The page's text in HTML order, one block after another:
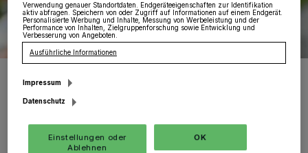
vergangenen Jahr. Wird es einen Nachfolger geben?
Foto: H. Wissdorf
Verwendung genauer Standortdaten. Endgeräteeigenschaften zur Identifikation
aktiv abfragen. Speichern von oder Zugriff auf Informationen auf einem Endgerät.
Personalisierte Werbung und Inhalte, Messung von Werbeleistung und der
Performance von Inhalten, Zielgruppenforschung sowie Entwicklung und
Verbesserung von Angeboten.
Ausführliche Informationen
Impressum
Datenschutz
Einstellungen oder
Ablehnen
OK